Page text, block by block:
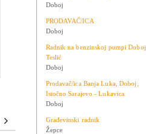
Doboj
PRODAVAČ/ICA
Doboj
Radnik na benzinskoj pumpi Doboj,
Teslić
Doboj
Prodavač/ica Banja Luka, Doboj,
Istočno Sarajevo - Lukavica
Doboj
Građevinski radnik
Žepce